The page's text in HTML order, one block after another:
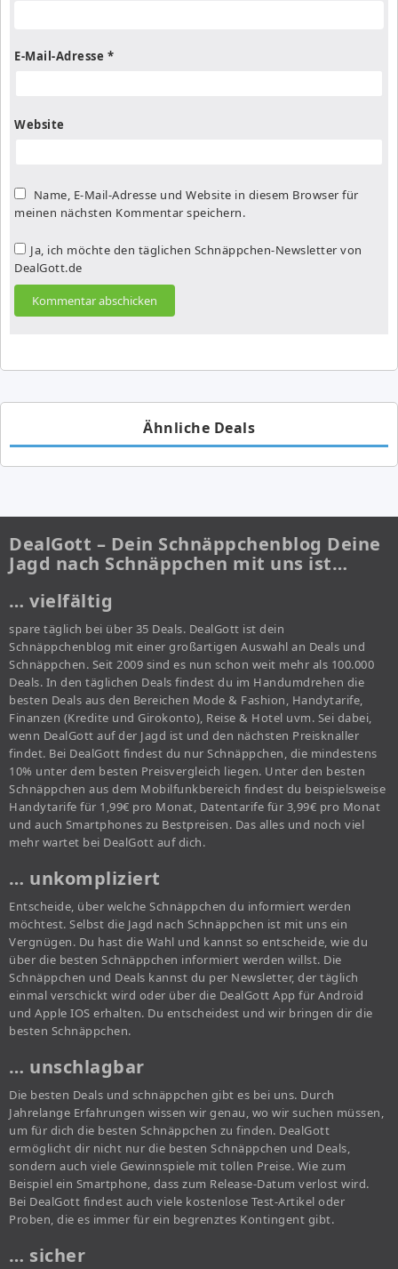
E-Mail-Adresse *
Website
Name, E-Mail-Adresse und Website in diesem Browser für
meinen nächsten Kommentar speichern.
Ja, ich möchte den täglichen Schnäppchen-Newsletter von
DealGott.de
Ähnliche Deals
DealGott – Dein Schnäppchenblog Deine
Jagd nach Schnäppchen mit uns ist…
… vielfältig
spare täglich bei über 35 Deals. DealGott ist dein
Schnäppchenblog mit einer großartigen Auswahl an Deals und
Schnäppchen. Seit 2009 sind es nun schon weit mehr als 100.000
Deals. In den täglichen Deals findest du im Handumdrehen die
besten Deals aus den Bereichen Mode & Fashion, Handytarife,
Finanzen (Kredite und Girokonto), Reise & Hotel uvm. Sei dabei,
wenn DealGott auf der Jagd ist und den nächsten Preisknaller
findet. Bei DealGott findest du nur Schnäppchen, die mindestens
10% unter dem besten Preisvergleich liegen. Unter den besten
Schnäppchen aus dem Mobilfunkbereich findest du beispielsweise
Handytarife für 1,99€ pro Monat, Datentarife für 3,99€ pro Monat
und auch Smartphones zu Bestpreisen. Das alles und noch viel
mehr wartet bei DealGott auf dich.
… unkompliziert
Entscheide, über welche Schnäppchen du informiert werden
möchtest. Selbst die Jagd nach Schnäppchen ist mit uns ein
Vergnügen. Du hast die Wahl und kannst so entscheide, wie du
über die besten Schnäppchen informiert werden willst. Die
Schnäppchen und Deals kannst du per Newsletter, der täglich
einmal verschickt wird oder über die DealGott App für Android
und Apple IOS erhalten. Du entscheidest und wir bringen dir die
besten Schnäppchen.
… unschlagbar
Die besten Deals und schnäppchen gibt es bei uns. Durch
Jahrelange Erfahrungen wissen wir genau, wo wir suchen müssen,
um für dich die besten Schnäppchen zu finden. DealGott
ermöglicht dir nicht nur die besten Schnäppchen und Deals,
sondern auch viele Gewinnspiele mit tollen Preise. Wie zum
Beispiel ein Smartphone, dass zum Release-Datum verlost wird.
Bei DealGott findest auch viele kostenlose Test-Artikel oder
Proben, die es immer für ein begrenztes Kontingent gibt.
… sicher